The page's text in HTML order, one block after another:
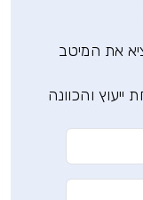
את המיטב
והכוונה